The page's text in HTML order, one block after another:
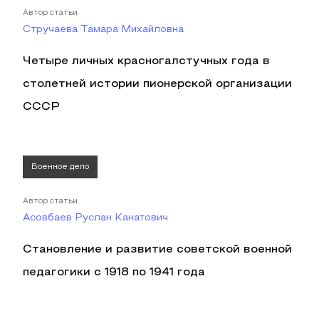
Автор статьи
Стручаева Тамара Михайловна
Четыре личных красногалстучных года в
столетней истории пионерской организации
СССР
Военное дело
Автор статьи
Асовбаев Руслан Канатович
Становление и развитие советской военной
педагогики с 1918 по 1941 года